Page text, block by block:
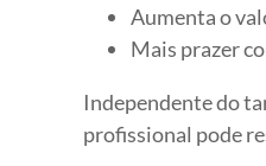
Aumenta o
Mais prazer
Independente do
profissional pode